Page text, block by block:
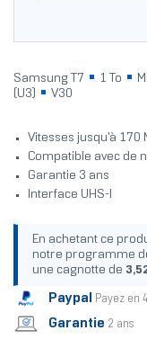
Samsung T7 1 To
(U3)
V30
Vitesses jusqu'à 170
Compatible avec de
Garantie 3 ans
Interface UHS-I
En achetant ce
notre programme
une cagnotte de
Paypal Payez en
Garantie 2 ans